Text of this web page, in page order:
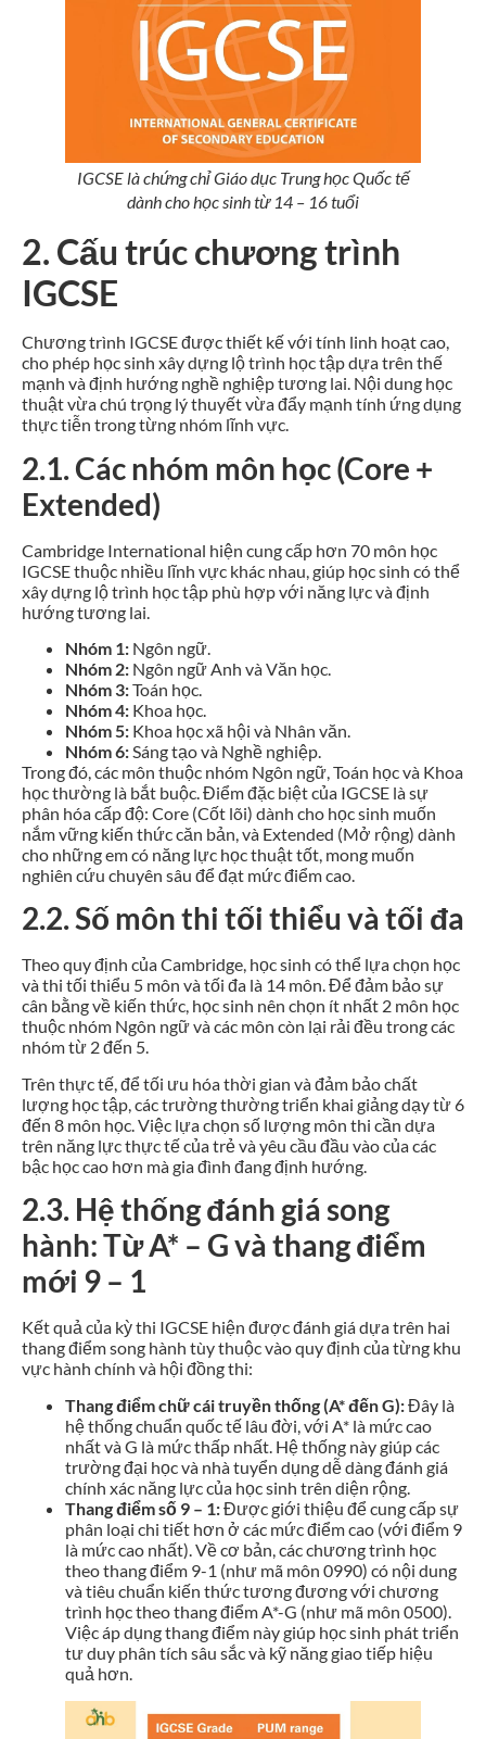
IGCSE là chứng chỉ Giáo dục Trung học Quốc tế
dành cho học sinh từ 14 – 16 tuổi
2. Cấu trúc chương trình
IGCSE
Chương trình IGCSE được thiết kế với tính linh hoạt cao,
cho phép học sinh xây dựng lộ trình học tập dựa trên thế
mạnh và định hướng nghề nghiệp tương lai. Nội dung học
thuật vừa chú trọng lý thuyết vừa đẩy mạnh tính ứng dụng
thực tiễn trong từng nhóm lĩnh vực.
2.1. Các nhóm môn học (Core +
Extended)
Cambridge International hiện cung cấp hơn 70 môn học
IGCSE thuộc nhiều lĩnh vực khác nhau, giúp học sinh có thể
xây dựng lộ trình học tập phù hợp với năng lực và định
hướng tương lai.
Nhóm 1: Ngôn ngữ.
Nhóm 2: Ngôn ngữ Anh và Văn học.
Nhóm 3:Toán học.
Nhóm 4: Khoa học.
Nhóm 5: Khoa học xã hội và Nhân văn.
Nhóm 6:Sáng tạo và Nghề nghiệp.
Trong đó, các môn thuộc nhóm Ngôn ngữ, Toán học và Khoa
học thường là bắt buộc. Điểm đặc biệt của IGCSE là sự
phân hóa cấp độ: Core (Cốt lõi) dành cho học sinh muốn
nắm vững kiến thức căn bản, và Extended (Mở rộng) dành
cho những em có năng lực học thuật tốt, mong muốn
nghiên cứu chuyên sâu để đạt mức điểm cao.
2.2. Số môn thi tối thiểu và tối đa
Theo quy định của Cambridge, học sinh có thể lựa chọn học
và thi tối thiểu 5 môn và tối đa là 14 môn. Để đảm bảo sự
cân bằng về kiến thức, học sinh nên chọn ít nhất 2 môn học
thuộc nhóm Ngôn ngữ và các môn còn lại rải đều trong các
nhóm từ 2 đến 5.
Trên thực tế, để tối ưu hóa thời gian và đảm bảo chất
lượng học tập, các trường thường triển khai giảng dạy từ 6
đến 8 môn học. Việc lựa chọn số lượng môn thi cần dựa
trên năng lực thực tế của trẻ và yêu cầu đầu vào của các
bậc học cao hơn mà gia đình đang định hướng.
2.3. Hệ thống đánh giá song
hành: Từ A* – G và thang điểm
mới 9 – 1
Kết quả của kỳ thi IGCSE hiện được đánh giá dựa trên hai
thang điểm song hành tùy thuộc vào quy định của từng khu
vực hành chính và hội đồng thi:
Thang điểm chữ cái truyền thống (A* đến G):Đây là
hệ thống chuẩn quốc tế lâu đời, với A* là mức cao
nhất và G là mức thấp nhất. Hệ thống này giúp các
trường đại học và nhà tuyển dụng dễ dàng đánh giá
chính xác năng lực của học sinh trên diện rộng.
Thang điểm số 9 – 1:Được giới thiệu để cung cấp sự
phân loại chi tiết hơn ở các mức điểm cao (với điểm 9
là mức cao nhất). Về cơ bản, các chương trình học
theo thang điểm 9-1 (như mã môn 0990) có nội dung
và tiêu chuẩn kiến thức tương đương với chương
trình học theo thang điểm A*-G (như mã môn 0500).
Việc áp dụng thang điểm này giúp học sinh phát triển
tư duy phân tích sâu sắc và kỹ năng giao tiếp hiệu
quả hơn.